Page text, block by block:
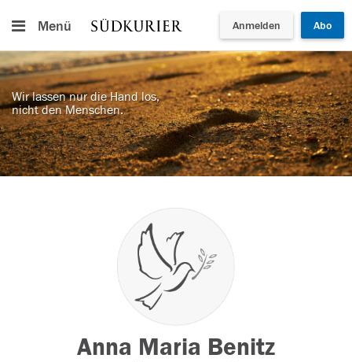
Menü Anmelden Abo
Wir lassen nur die Hand los,
nicht den Menschen.
Anna Maria Benitz